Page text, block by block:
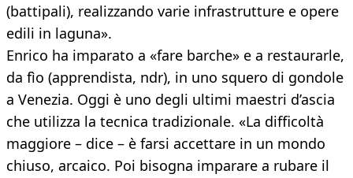
(battipali), realizzando varie infrastrutture e opere
edili in laguna».
Enrico ha imparato a «fare barche» e a restaurarle,
da fìo (apprendista, ndr), in uno squero di gondole
a Venezia. Oggi è uno degli ultimi maestri d’ascia
che utilizza la tecnica tradizionale. «La difficoltà
maggiore – dice – è farsi accettare in un mondo
chiuso, arcaico. Poi bisogna imparare a rubare il